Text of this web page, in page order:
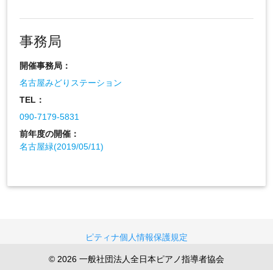
事務局
開催事務局：
名古屋みどりステーション
TEL：
090-7179-5831
前年度の開催：
名古屋緑(2019/05/11)
ピティナ個人情報保護規定
© 2026 一般社団法人全日本ピアノ指導者協会